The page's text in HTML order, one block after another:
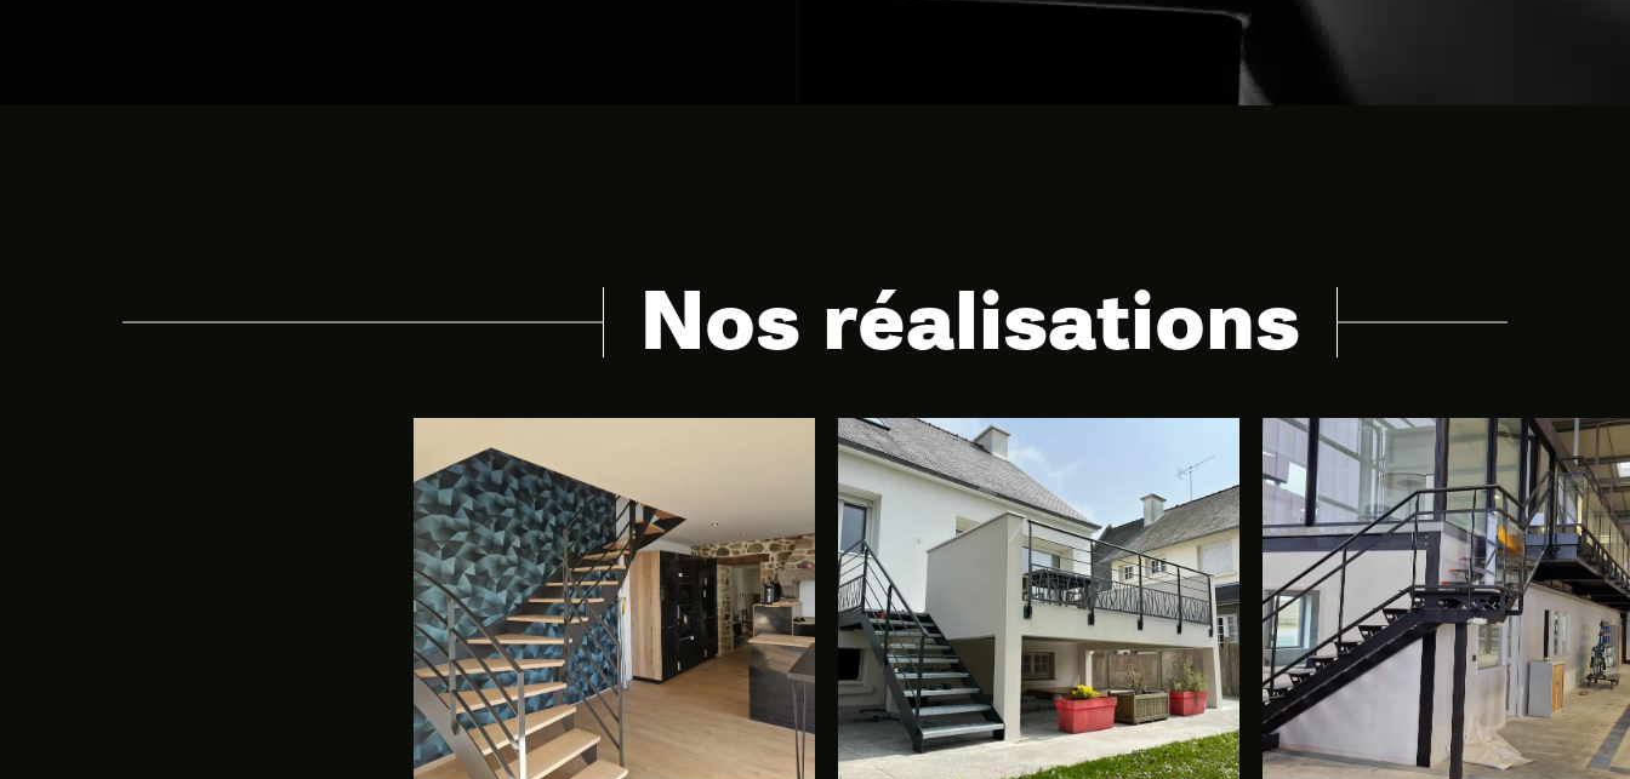
métallerie
MCA réalise des ouvrages métalliques sur-mesure et
accessibles à tous. Particuliers et professionnels,
découvrez quelques projets et ouvrages réalisés dans
notre atelier de Lamballe-Armor.
Nos réalisations